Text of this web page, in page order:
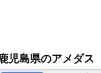
児島県のアメダス